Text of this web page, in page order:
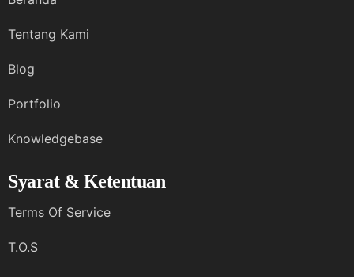
Tentang Kami
Blog
Portfolio
Knowledgebase
Syarat & Ketentuan
Terms Of Service
T.O.S